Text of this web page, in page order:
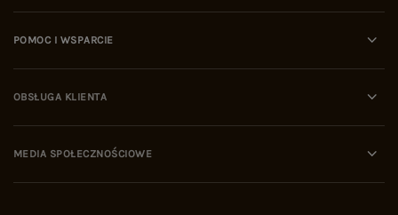
POMOC I WSPARCIE
OBSŁUGA KLIENTA
MEDIA SPOŁECZNOŚCIOWE